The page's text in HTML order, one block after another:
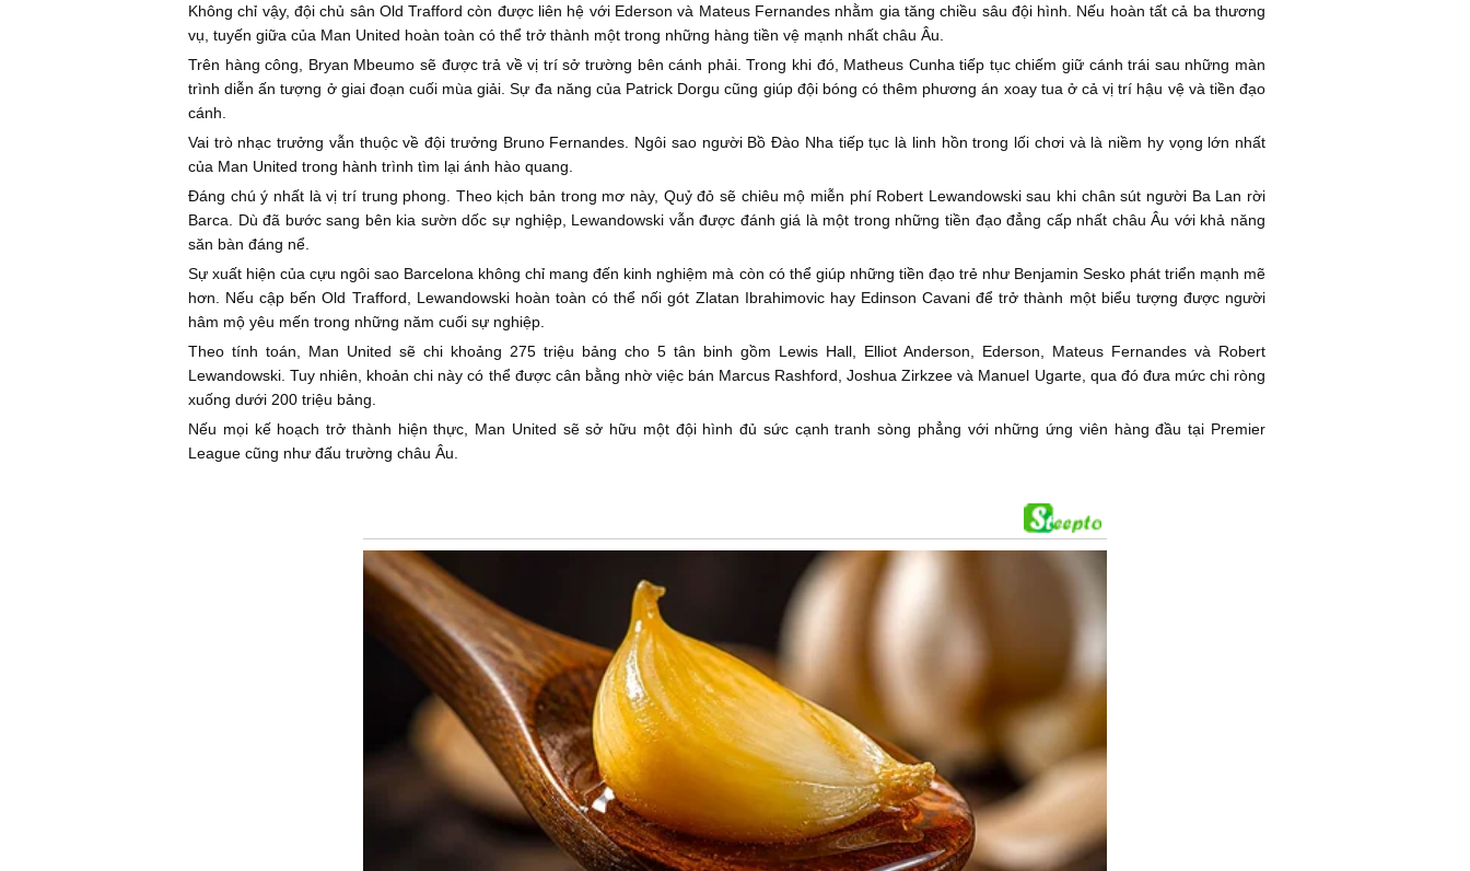
Không chỉ vậy, đội chủ sân Old Trafford còn được liên hệ với Ederson và Mateus Fernandes nhằm gia tăng chiều sâu đội hình. Nếu hoàn tất cả ba thương
vụ, tuyến giữa của Man United hoàn toàn có thể trở thành một trong những hàng tiền vệ mạnh nhất châu Âu.
Trên hàng công, Bryan Mbeumo sẽ được trả về vị trí sở trường bên cánh phải. Trong khi đó, Matheus Cunha tiếp tục chiếm giữ cánh trái sau những màn
trình diễn ấn tượng ở giai đoạn cuối mùa giải. Sự đa năng của Patrick Dorgu cũng giúp đội bóng có thêm phương án xoay tua ở cả vị trí hậu vệ và tiền đạo
cánh.
Vai trò nhạc trưởng vẫn thuộc về đội trưởng Bruno Fernandes. Ngôi sao người Bồ Đào Nha tiếp tục là linh hồn trong lối chơi và là niềm hy vọng lớn nhất
của Man United trong hành trình tìm lại ánh hào quang.
Đáng chú ý nhất là vị trí trung phong. Theo kịch bản trong mơ này, Quỷ đỏ sẽ chiêu mộ miễn phí Robert Lewandowski sau khi chân sút người Ba Lan rời
Barca. Dù đã bước sang bên kia sườn dốc sự nghiệp, Lewandowski vẫn được đánh giá là một trong những tiền đạo đẳng cấp nhất châu Âu với khả năng
săn bàn đáng nể.
Sự xuất hiện của cựu ngôi sao Barcelona không chỉ mang đến kinh nghiệm mà còn có thể giúp những tiền đạo trẻ như Benjamin Sesko phát triển mạnh mẽ
hơn. Nếu cập bến Old Trafford, Lewandowski hoàn toàn có thể nối gót Zlatan Ibrahimovic hay Edinson Cavani để trở thành một biểu tượng được người
hâm mộ yêu mến trong những năm cuối sự nghiệp.
Theo tính toán, Man United sẽ chi khoảng 275 triệu bảng cho 5 tân binh gồm Lewis Hall, Elliot Anderson, Ederson, Mateus Fernandes và Robert
Lewandowski. Tuy nhiên, khoản chi này có thể được cân bằng nhờ việc bán Marcus Rashford, Joshua Zirkzee và Manuel Ugarte, qua đó đưa mức chi ròng
xuống dưới 200 triệu bảng.
Nếu mọi kế hoạch trở thành hiện thực, Man United sẽ sở hữu một đội hình đủ sức cạnh tranh sòng phẳng với những ứng viên hàng đầu tại Premier
League cũng như đấu trường châu Âu.